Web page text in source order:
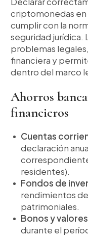
criptomonedas en
cumplir con la
seguridad jurídica.
problemas
financiera y
dentro del marco
Ahorros
financieros
Cuentas
declaración
residentes).
Fondos de
rendimientos
patrimoniales.
Bonos y
durante el